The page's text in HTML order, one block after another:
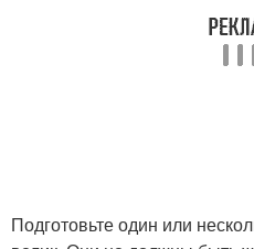
Подготовьте один или